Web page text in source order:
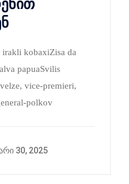
irakli kobaxiZisa da
papuaSvilis
vice-premieri,
polkov
30, 2025